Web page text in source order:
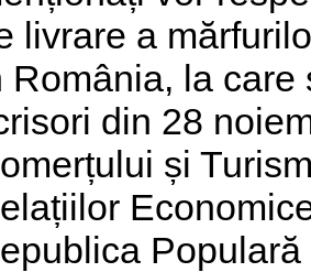
livrare a
România, la care
din 28
și